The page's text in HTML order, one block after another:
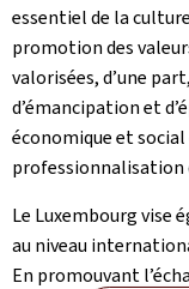
essentiel de la
promotion des
valorisées, d’une
d’émancipation et
économique et
professionnalisation
Le Luxembourg vise
au niveau
En promouvant